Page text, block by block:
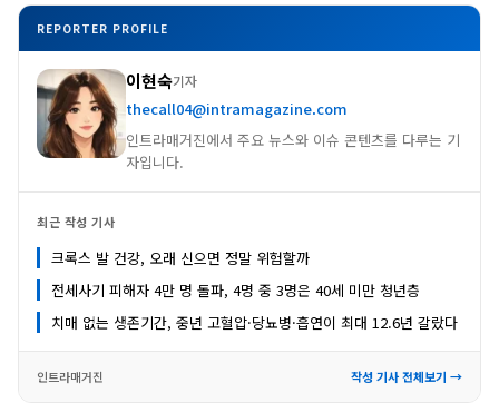
REPORTER PROFILE
이현숙기자
thecall04@intramagazine.com
인트라매거진에서 주요 뉴스와 이슈 콘텐츠를 다루는 기
자입니다.
최근 작성 기사
크록스 발 건강, 오래 신으면 정말 위험할까
전세사기 피해자 4만 명 돌파, 4명 중 3명은 40세 미만 청년층
치매 없는 생존기간, 중년 고혈압·당뇨병·흡연이 최대 12.6년 갈랐다
인트라매거진 작성 기사 전체보기 →